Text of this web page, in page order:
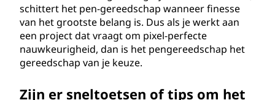
schittert het pen-gereedschap wanneer finesse
van het grootste belang is. Dus als je werkt aan
een project dat vraagt om pixel-perfecte
nauwkeurigheid, dan is het pengereedschap het
gereedschap van je keuze.
Zijn er sneltoetsen of tips om het